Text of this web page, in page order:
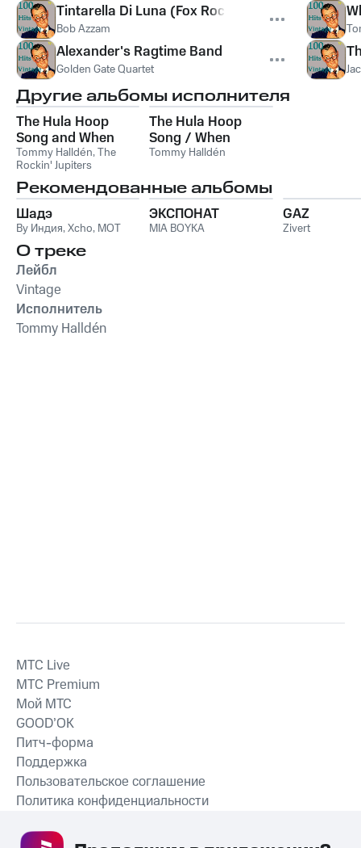
Tintarella Di Luna (Fox Rock)
Bob Azzam
Alexander's Ragtime Band
Golden Gate Quartet
Другие альбомы исполнителя
The Hula Hoop
Song and When
Tommy Halldén,The
Rockin' Jupiters
The Hula Hoop
Song / When
Tommy Halldén
Рекомендованные альбомы
Шадэ
By Индия,Xcho, MOT
ЭКСПОНАТ
MIA BOYKA
GAZ
Zivert
О треке
Лейбл
Vintage
Исполнитель
Tommy Halldén
MTС Live
MTС Premium
Мой МТС
GOOD’OK
Питч-форма
Поддержка
Пользовательское соглашение
Политика конфиденциальности